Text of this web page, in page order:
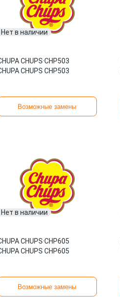
Нет в наличии
CHUPS·CHP503
CHUPS CHP503
Возможные замены
Нет в наличии
CHUPS·CHP605
CHUPS CHP605
Возможные замены